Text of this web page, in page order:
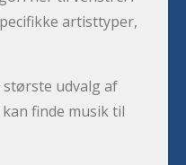
artisttyper,
største udvalg af
finde musik til